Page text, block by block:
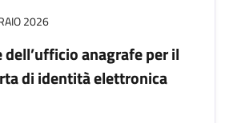
2026
anagrafe per il
di identità elettronica